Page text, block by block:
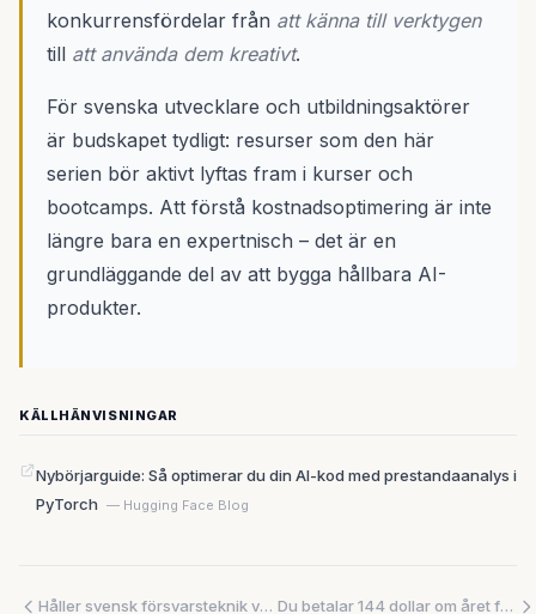
konkurrensfördelar från att känna till verktygen
till att använda dem kreativt.
För svenska utvecklare och utbildningsaktörer
är budskapet tydligt: resurser som den här
serien bör aktivt lyftas fram i kurser och
bootcamps. Att förstå kostnadsoptimering är inte
längre bara en expertnisch – det är en
grundläggande del av att bygga hållbara AI-
produkter.
KÄLLHÄNVISNINGAR
Nybörjarguide: Så optimerar du din AI-kod med prestandaanalys i
PyTorch — Hugging Face Blog
Håller svensk försvarsteknik vad den lovar – eller sviker den på slagfältet?
Du betalar 144 dollar om året för teknik du redan har gratis